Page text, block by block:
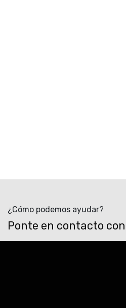
¿Cómo podemos ayudar?
Ponte en contacto